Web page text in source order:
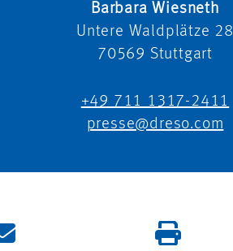
Barbara Wiesneth
Untere Waldplätze 28
70569 Stuttgart
+49 711 1317-2411
presse@dreso.com